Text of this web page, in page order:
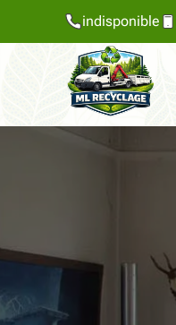
indisponible